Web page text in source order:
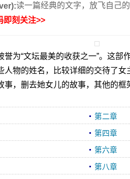
读一篇经典的文字，放飞自己
即刻关注>>
誉为“文坛最美的收获之一”。这
人物的姓名，比较详细的交待了
事，删去她女儿的故事，其他的框
第二章
第四章
第六章
第八章